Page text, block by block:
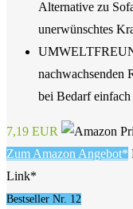
Alternative zu
unerwünschtes
nachwachsenden
bei Bedarf einfach
7,19 EUR
Zum Amazon Angebot*
Link*
Bestseller Nr. 12